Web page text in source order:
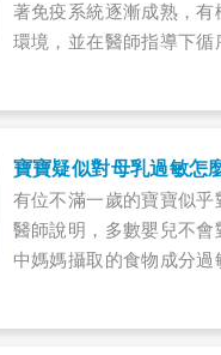
著免疫系統逐漸成熟，
環境，並在醫師指導下循
寶寶疑似對母乳過敏怎
有位不滿一歲的寶寶似乎
醫師說明，多數嬰兒不
中媽媽攝取的食物成分